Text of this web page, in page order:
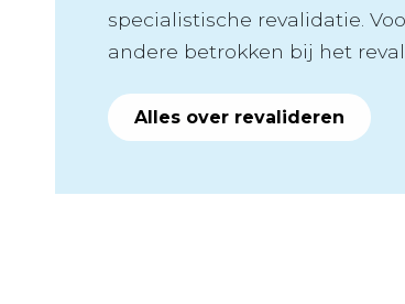
specialistische revalidatie.
andere betrokken bij het
Alles over revalideren